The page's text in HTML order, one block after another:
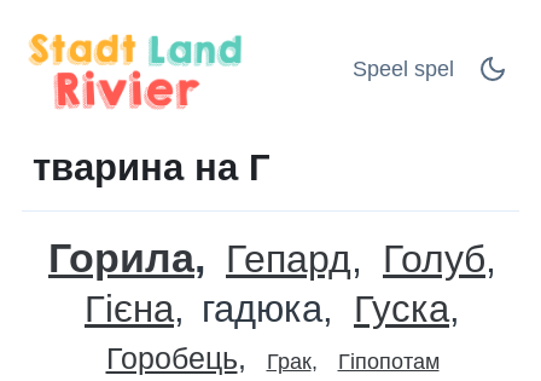
Speel spel
тварина на Г
Горила Гепард Голуб
Гієна гадюка Гуска
Горобець Грак Гіпопотам